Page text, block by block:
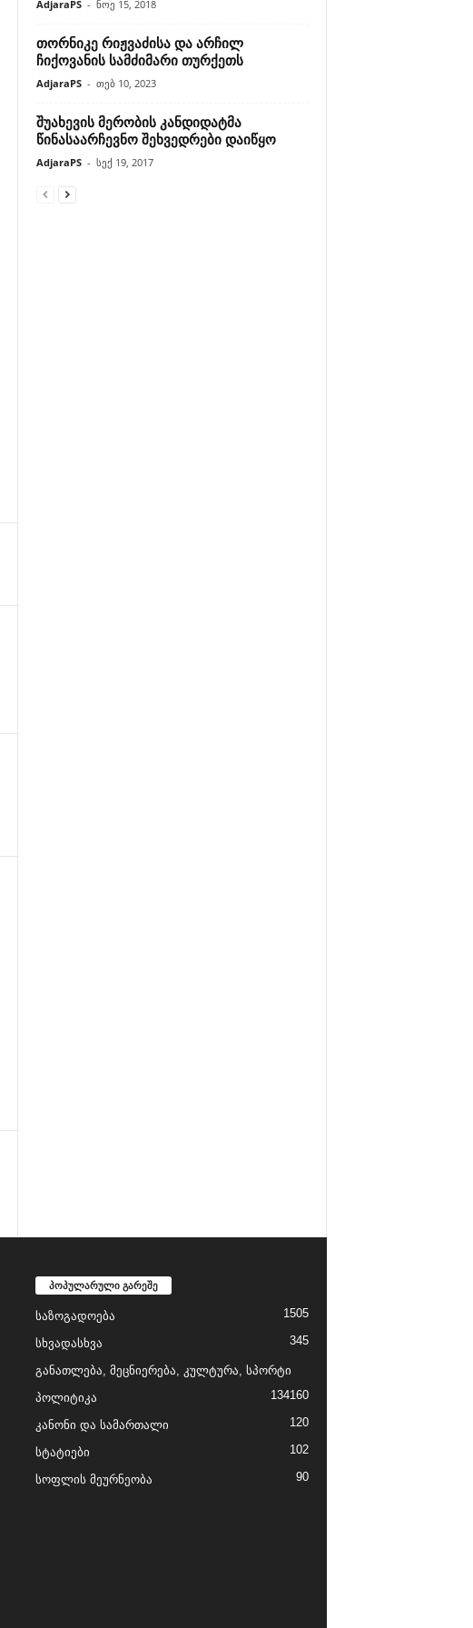
AdjaraPS - ნოე 15, 2018
თორნიკე რიჟვაძისა და არჩილ
ჩიქოვანის სამძიმარი თურქეთს
AdjaraPS - თებ 10, 2023
შუახევის მერობის კანდიდატმა
წინასაარჩევნო შეხვედრები დაიწყო
AdjaraPS - სექ 19, 2017
პოპულარული გარეშე
საზოგადოება 1505
სხვადასხვა 345
განათლება, მეცნიერება, კულტურა, სპორტი
160
პოლიტიკა 134
კანონი და სამართალი 120
სტატიები 102
სოფლის მეურნეობა 90